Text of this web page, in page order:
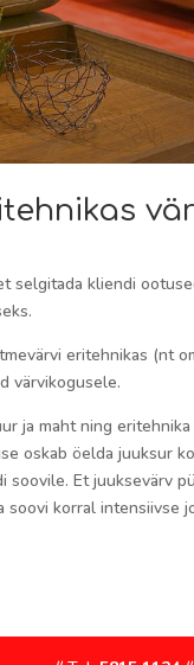
selgitada kliendi
eritehnikas (nt
värvikogusele.
ja maht ning
oskab öelda juuksur
Et juuksevärv
soovi korral intensiivse